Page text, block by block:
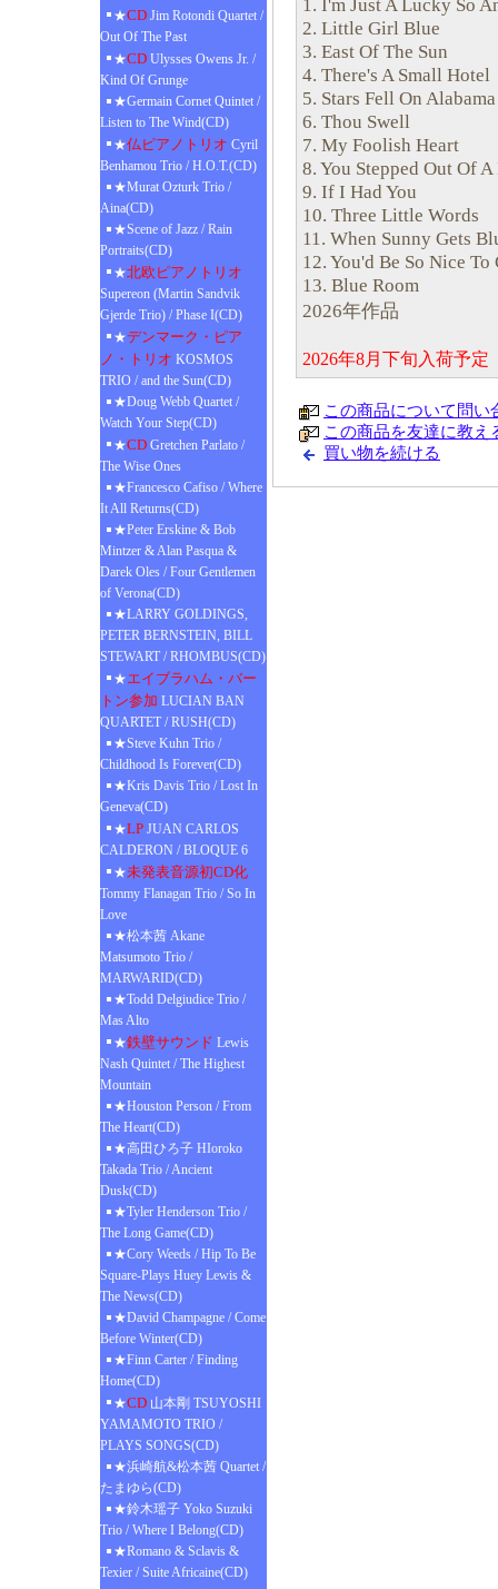
★CD Jim Rotondi Quartet /
Out Of The Past
★CD Ulysses Owens Jr. /
Kind Of Grunge
★Germain Cornet Quintet /
Listen to The Wind(CD)
★仏ピアノトリオ Cyril
Benhamou Trio / H.O.T.(CD)
★Murat Ozturk Trio /
Aina(CD)
★Scene of Jazz / Rain
Portraits(CD)
★北欧ピアノトリオ
Supereon (Martin Sandvik
Gjerde Trio) / Phase I(CD)
★デンマーク・ピア
ノ・トリオ KOSMOS
TRIO / and the Sun(CD)
★Doug Webb Quartet /
Watch Your Step(CD)
★CD Gretchen Parlato /
The Wise Ones
★Francesco Cafiso / Where
It All Returns(CD)
★Peter Erskine & Bob
Mintzer & Alan Pasqua &
Darek Oles / Four Gentlemen
of Verona(CD)
★LARRY GOLDINGS,
PETER BERNSTEIN, BILL
STEWART / RHOMBUS(CD)
★エイブラハム・バー
トン参加 LUCIAN BAN
QUARTET / RUSH(CD)
★Steve Kuhn Trio /
Childhood Is Forever(CD)
★Kris Davis Trio / Lost In
Geneva(CD)
★LP JUAN CARLOS
CALDERON / BLOQUE 6
★未発表音源初CD化
Tommy Flanagan Trio / So In
Love
★松本茜 Akane
Matsumoto Trio /
MARWARID(CD)
★Todd Delgiudice Trio /
Mas Alto
★鉄壁サウンド Lewis
Nash Quintet / The Highest
Mountain
★Houston Person / From
The Heart(CD)
★高田ひろ子 HIoroko
Takada Trio / Ancient
Dusk(CD)
★Tyler Henderson Trio /
The Long Game(CD)
★Cory Weeds / Hip To Be
Square-Plays Huey Lewis &
The News(CD)
★David Champagne / Come
Before Winter(CD)
★Finn Carter / Finding
Home(CD)
★CD 山本剛 TSUYOSHI
YAMAMOTO TRIO /
PLAYS SONGS(CD)
★浜崎航&松本茜 Quartet /
たまゆら(CD)
★鈴木瑶子 Yoko Suzuki
Trio / Where I Belong(CD)
★Romano & Sclavis &
Texier / Suite Africaine(CD)
1. I'm Just A Lucky So
2. Little Girl Blue
3. East Of The Sun
4. There's A Small Hotel
5. Stars Fell On Alabama
6. Thou Swell
7. My Foolish Heart
8. You Stepped Out Of A
9. If I Had You
10. Three Little Words
11. When Sunny Gets
12. You'd Be So Nice To
13. Blue Room
2026年作品
2026年8月下旬入荷予
この商品について問い
この商品を友達に教え
買い物を続ける